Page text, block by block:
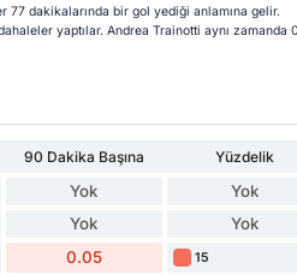
77 dakikalarında bir gol yediği anlamına gelir.
yaptılar. Andrea Trainotti aynı zamanda
90 Dakika Başına
Yüzdelik
Yok Yok
Yok Yok
0.05 15